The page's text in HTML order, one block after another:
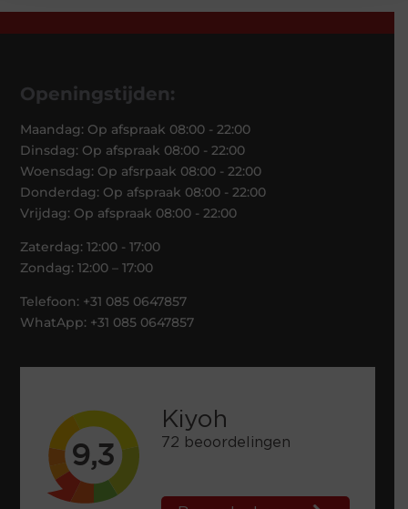
Openingstijden:
Maandag: Op afspraak 08:00 - 22:00
Dinsdag: Op afspraak 08:00 - 22:00
Woensdag: Op afsrpaak 08:00 - 22:00
Donderdag: Op afspraak 08:00 - 22:00
Vrijdag: Op afspraak 08:00 - 22:00
Zaterdag: 12:00 - 17:00
Zondag: 12:00 – 17:00
Telefoon: +31 085 0647857
WhatApp: +31 085 0647857